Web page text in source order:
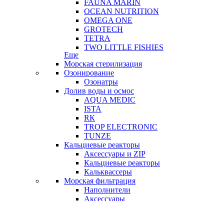
FAUNA MARIN
OCEAN NUTRITION
OMEGA ONE
GROTECH
TETRA
TWO LITTLE FISHIES
Еще
Морская стерилизация
Озонирование
Озонатры
Долив воды и осмос
AQUA MEDIC
ISTA
RК
TROP ELECTRONIC
TUNZE
Кальциевые реакторы
Аксессуары и ZIP
Кальциевые реакторы
Кальквассеры
Морская фильтрация
Наполнители
Аксессуары